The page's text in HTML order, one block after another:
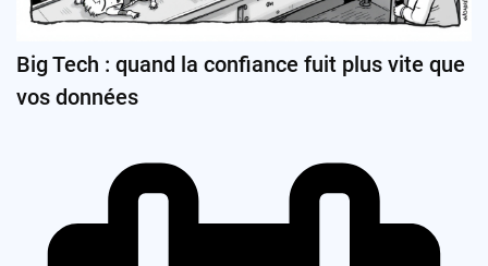
Big Tech : quand la confiance fuit plus vite que
vos données